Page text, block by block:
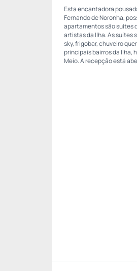
Esta encantadora
Fernando de Noronha,
apartamentos são suítes
artistas da Ilha. As suítes
sky, frigobar, chuveiro
principais bairros da Ilha,
Meio. A recepção está